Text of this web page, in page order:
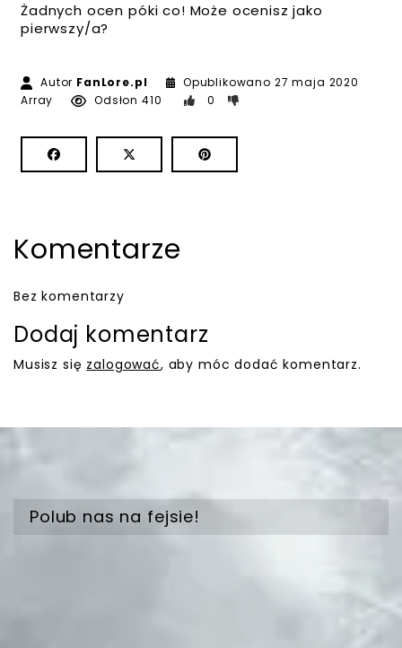
Żadnych ocen póki co! Może ocenisz jako
pierwszy/a?
Autor FanLore.pl Opublikowano 27 maja 2020
Array
Odsłon 410 0
Komentarze
Bez komentarzy
Dodaj komentarz
Musisz się zalogować, aby móc dodać komentarz.
Polub nas na fejsie!